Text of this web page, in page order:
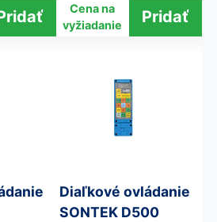
Cena na
vyžiadanie
Diaľkové ovládanie
SONTEK D500